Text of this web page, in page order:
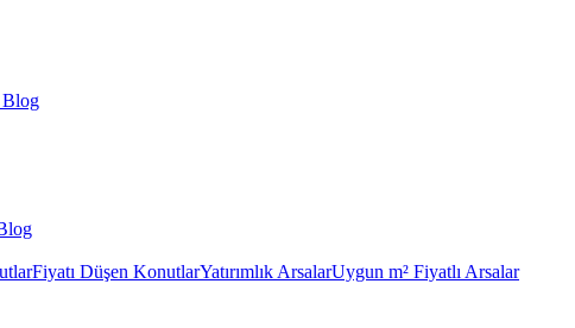
Blog
Fiyatı Düşen KonutlarYatırımlık ArsalarUygun m² Fiyatlı Arsalar